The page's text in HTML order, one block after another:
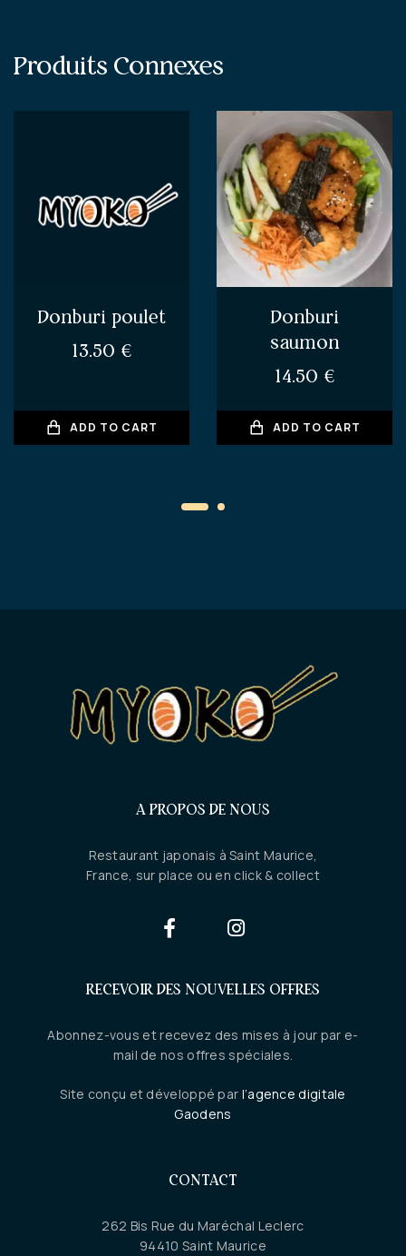
Produits Connexes
Donburi poulet
13.50 €
ADD TO CART
Donburi
saumon
14.50 €
ADD TO CART
A PROPOS DE NOUS
Restaurant japonais à Saint Maurice,
France, sur place ou en click & collect
RECEVOIR DES NOUVELLES OFFRES
Abonnez-vous et recevez des mises à jour par e-
mail de nos offres spéciales.
Site conçu et développé par l’agence digitale
Gaodens
CONTACT
262 Bis Rue du Maréchal Leclerc
94410 Saint Maurice